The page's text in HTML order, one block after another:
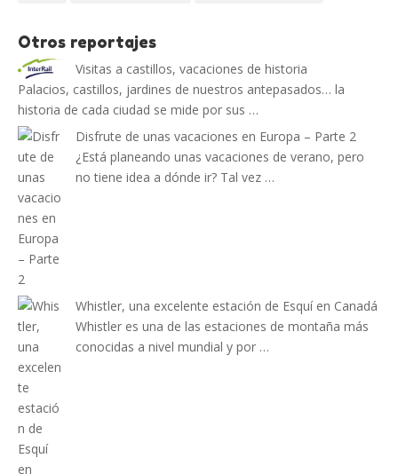
Otros reportajes
Visitas a castillos, vacaciones de historia
Palacios, castillos, jardines de nuestros antepasados… la
historia de cada ciudad se mide por sus …
Disfrute de unas vacaciones en Europa – Parte 2
¿Está planeando unas vacaciones de verano, pero
no tiene idea a dónde ir? Tal vez …
Whistler, una excelente estación de Esquí en Canadá
Whistler es una de las estaciones de montaña más
conocidas a nivel mundial y por …